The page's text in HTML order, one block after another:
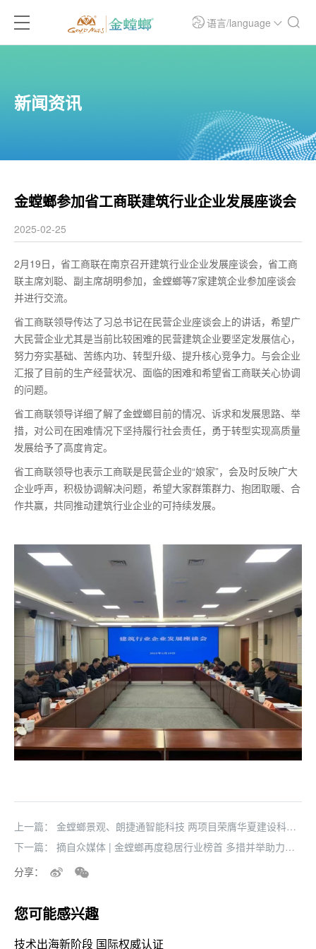
语言/language
新闻资讯
金螳螂参加省工商联建筑行业企业发展座谈会
2025-02-25
2月19日，省工商联在南京召开建筑行业企业发展座谈会，省工商
联主席刘聪、副主席胡明参加，金螳螂等7家建筑企业参加座谈会
并进行交流。
省工商联领导传达了习总书记在民营企业座谈会上的讲话，希望广
大民营企业尤其是当前比较困难的民营建筑企业要坚定发展信心，
努力夯实基础、苦练内功、转型升级、提升核心竞争力。与会企业
汇报了目前的生产经营状况、面临的困难和希望省工商联关心协调
的问题。
省工商联领导详细了解了金螳螂目前的情况、诉求和发展思路、举
措，对公司在困难情况下坚持履行社会责任，勇于转型实现高质量
发展给予了高度肯定。
省工商联领导也表示工商联是民营企业的“娘家”，会及时反映广大
企业呼声，积极协调解决问题，希望大家群策群力、抱团取暖、合
作共赢，共同推动建筑行业企业的可持续发展。
上一篇：
金螳螂景观、朗捷通智能科技 两项目荣膺华夏建设科技
奖
下一篇：
摘自众媒体 | 金螳螂再度稳居行业榜首 多措并举助力高
分享：
您可能感兴趣
技术出海新阶段 国际权威认证